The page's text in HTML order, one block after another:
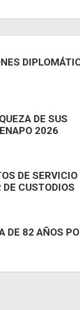
DE SUS
2026
DE SERVICIO
CUSTODIOS
DE 82 AÑOS